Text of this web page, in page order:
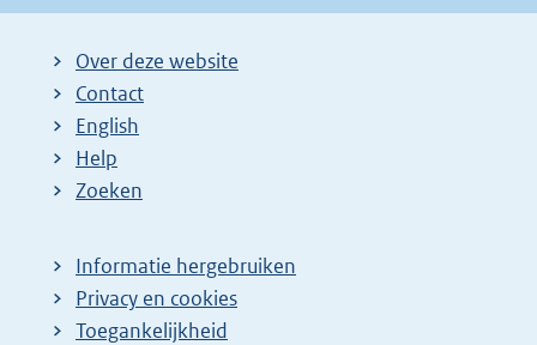
Over deze website
Contact
English
Help
Zoeken
Informatie hergebruiken
Privacy en cookies
Toegankelijkheid